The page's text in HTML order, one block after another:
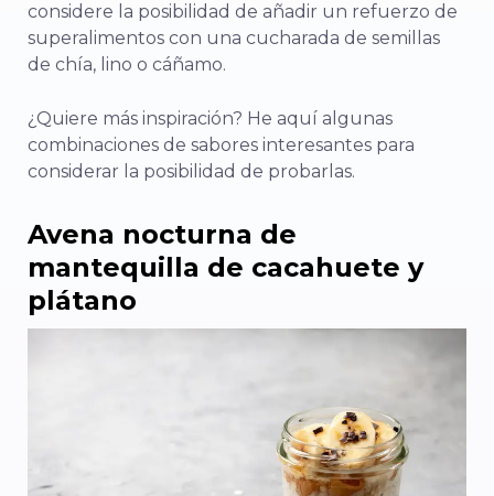
considere la posibilidad de añadir un refuerzo de
superalimentos con una cucharada de semillas
de chía, lino o cáñamo.
¿Quiere más inspiración? He aquí algunas
combinaciones de sabores interesantes para
considerar la posibilidad de probarlas.
Avena nocturna de
mantequilla de cacahuete y
plátano